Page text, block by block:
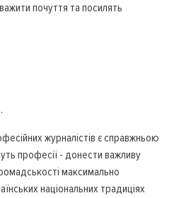
почуття та посилять
журналістів є справжньою
професії - донести важливу
максимально
національних традиціях